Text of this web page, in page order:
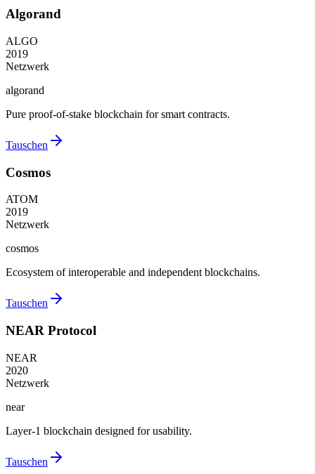
Algorand
ALGO
2019
Netzwerk
algorand
Pure proof-of-stake blockchain for smart contracts.
Tauschen
Cosmos
ATOM
2019
Netzwerk
cosmos
Ecosystem of interoperable and independent blockchains.
Tauschen
NEAR Protocol
NEAR
2020
Netzwerk
near
Layer-1 blockchain designed for usability.
Tauschen